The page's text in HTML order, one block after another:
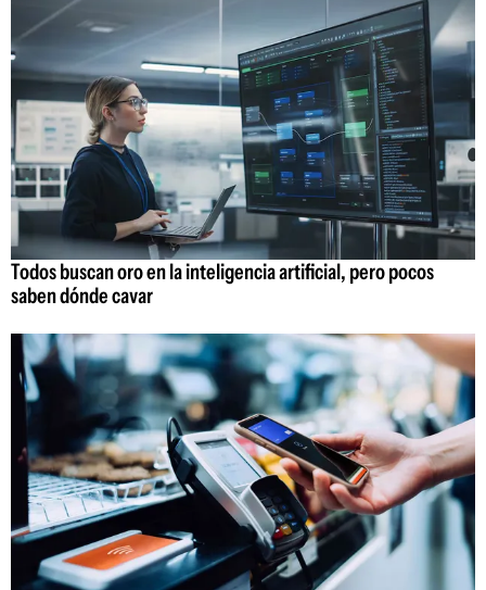
Todos buscan oro en la inteligencia artificial, pero pocos
saben dónde cavar